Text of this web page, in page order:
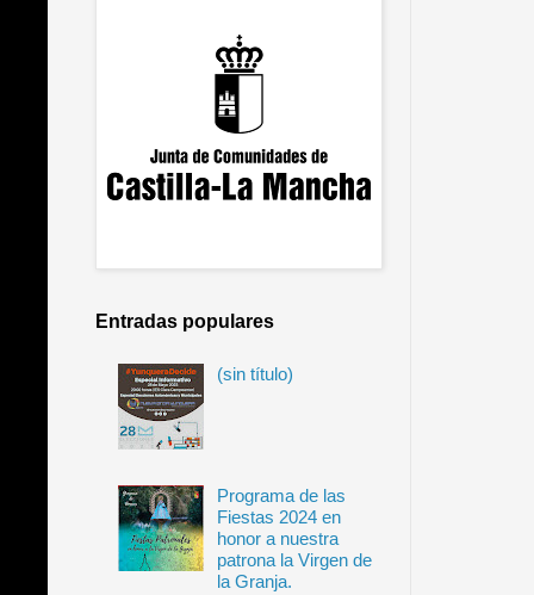
Entradas populares
(sin título)
Programa de las
Fiestas 2024 en
honor a nuestra
patrona la Virgen de
la Granja.